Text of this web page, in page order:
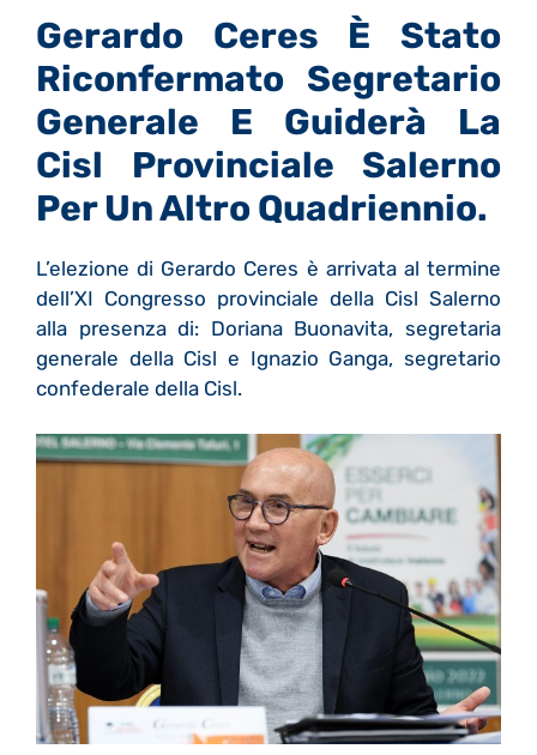
Gerardo Ceres È Stato
Riconfermato Segretario
Generale E Guiderà La
Cisl Provinciale Salerno
Per Un Altro Quadriennio.
L’elezione di Gerardo Ceres è arrivata al termine
dell’XI Congresso provinciale della Cisl Salerno
alla presenza di: Doriana Buonavita, segretaria
generale della Cisl e Ignazio Ganga, segretario
confederale della Cisl.